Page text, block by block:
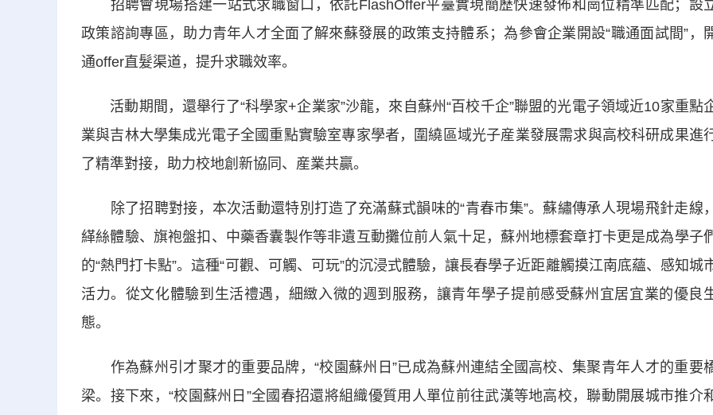
招聘會現場搭建一站式求職窗口，依託FlashOffer平臺實現簡歷快速發佈和崗位精準匹配；設
政策諮詢專區，助力青年人才全面了解來蘇發展的政策支持體系；為參會企業開設“職通面試間”，
通offer直髮渠道，提升求職效率。
活動期間，還舉行了“科學家+企業家”沙龍，來自蘇州“百校千企”聯盟的光電子領域近10家重點
業與吉林大學集成光電子全國重點實驗室專家學者，圍繞區域光子産業發展需求與高校科研成果進
了精準對接，助力校地創新協同、産業共贏。
除了招聘對接，本次活動還特別打造了充滿蘇式韻味的“青春市集”。蘇繡傳承人現場飛針走線，
緙絲體驗、旗袍盤扣、中藥香囊製作等非遺互動攤位前人氣十足，蘇州地標套章打卡更是成為學子
的“熱門打卡點”。這種“可觀、可觸、可玩”的沉浸式體驗，讓長春學子近距離觸摸江南底蘊、感知城
活力。從文化體驗到生活禮遇，細緻入微的週到服務，讓青年學子提前感受蘇州宜居宜業的優良
態。
作為蘇州引才聚才的重要品牌，“校園蘇州日”已成為蘇州連結全國高校、集聚青年人才的重要
梁。接下來，“校園蘇州日”全國春招還將組織優質用人單位前往武漢等地高校，聯動開展城市推介